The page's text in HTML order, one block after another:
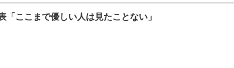
化バックレスト 30度ロッキング機能 人間工学 椅子 腰サポー
パソコンチェア (ブラック)
ZDM1J）
ここまで優しい人は見たことない」